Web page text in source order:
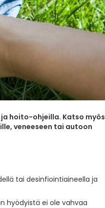
hoito-ohjeilla. Katso myös
veneeseen tai autoon
tai desinfiointiaineella ja
hyödyistä ei ole vahvaa